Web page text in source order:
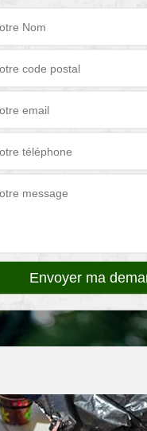
Paysagiste 07